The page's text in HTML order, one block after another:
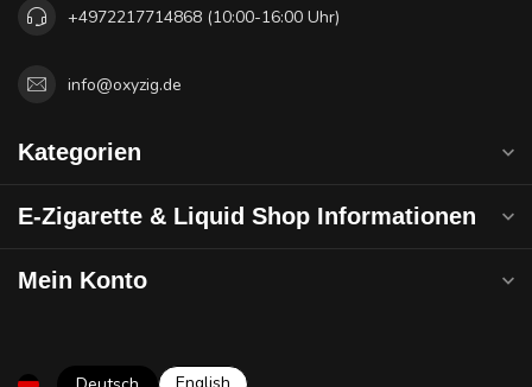
+4972217714868 (10:00-16:00 Uhr)
info@oxyzig.de
Kategorien
E-Zigarette & Liquid Shop Informationen
Mein Konto